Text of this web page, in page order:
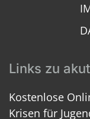
Links zu
Kostenlose
Krisen für